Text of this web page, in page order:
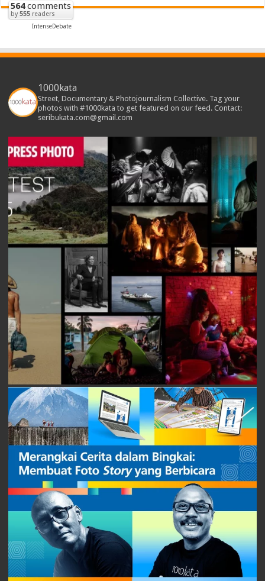
564comments
by555 readers
IntenseDebate
1000kata
Street, Documentary & Photojournalism Collective. Tag your
photos with #1000kata to get featured on our feed. Contact:
seribukata.com@gmail.com